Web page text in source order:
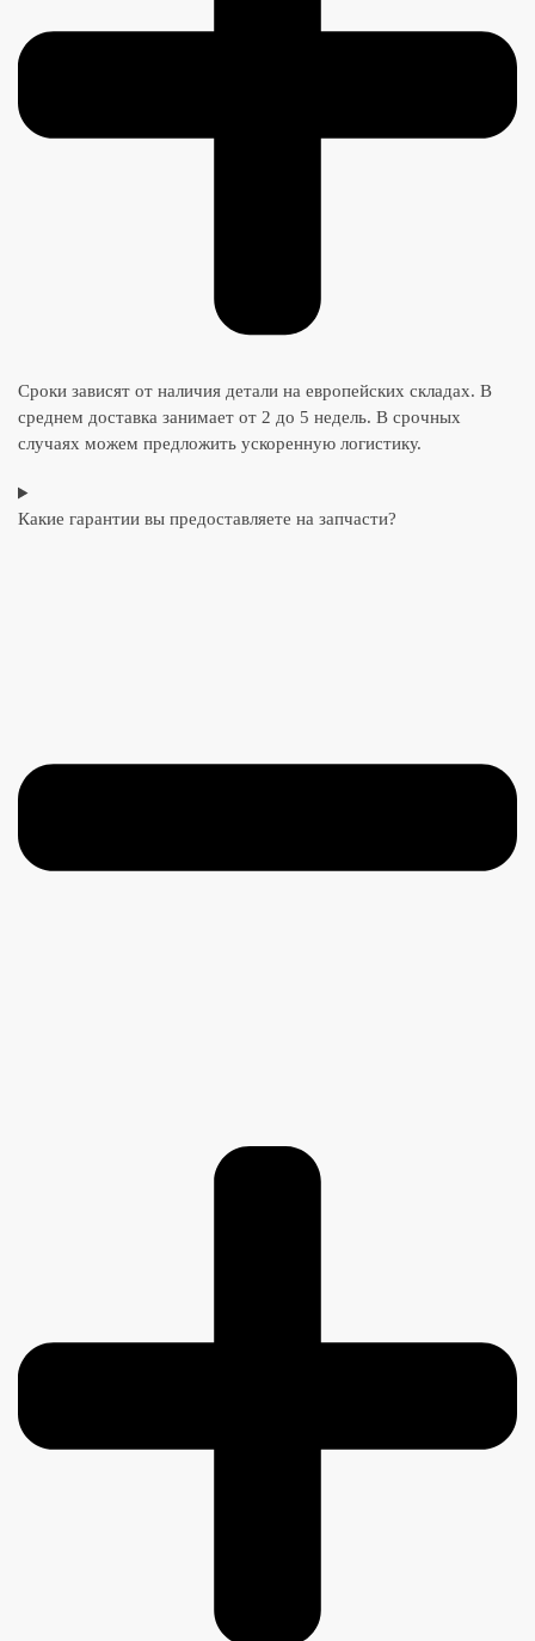
Сроки зависят от наличия детали на европейских складах. В
среднем доставка занимает от 2 до 5 недель. В срочных
случаях можем предложить ускоренную логистику.
Какие гарантии вы предоставляете на запчасти?